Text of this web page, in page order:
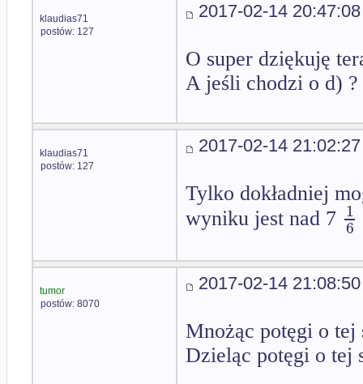
klaudias71
postów: 127
2017-02-14 20:47:08
O super dziękuję
A jeśli chodzi o d)
klaudias71
postów: 127
2017-02-14 21:02:27
Tylko dokładniej
wyniku jest nad 7 1
6
tumor
postów: 8070
2017-02-14 21:08:50
Mnożąc potęgi o tej
Dzieląc potęgi o tej